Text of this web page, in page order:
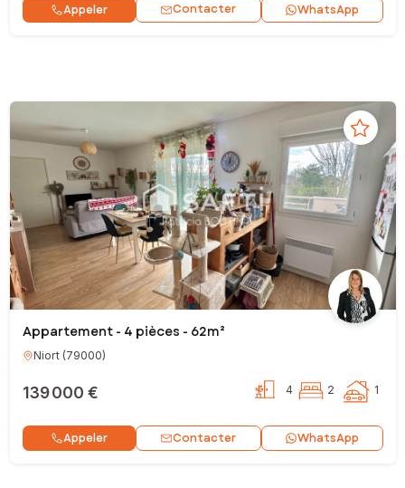
Appeler Contacter WhatsApp
Appartement - 4 pièces - 62m²
Niort(79000)
139 000 € 4 2 1
Appeler Contacter WhatsApp